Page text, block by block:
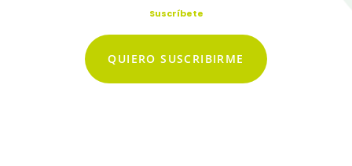
Suscríbete
QUIERO SUSCRIBIRME